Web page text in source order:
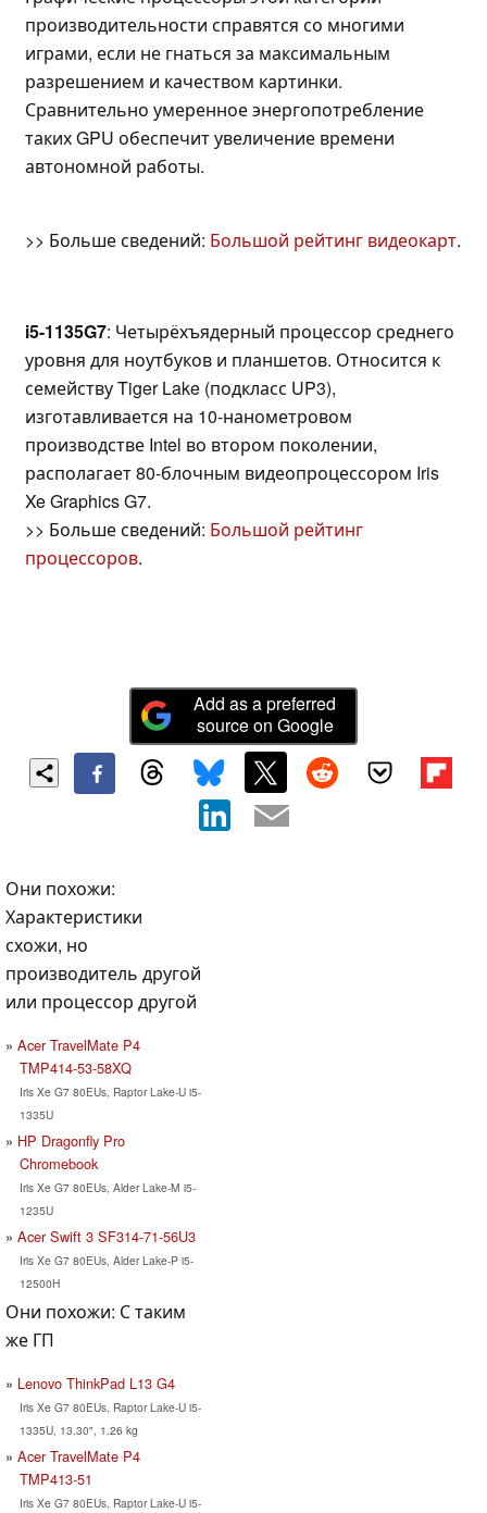
производительности справятся со многими
играми, если не гнаться за максимальным
разрешением и качеством картинки.
Сравнительно умеренное энергопотребление
таких GPU обеспечит увеличение времени
автономной работы.
>> Больше сведений: Большой рейтинг видеокарт.
i5-1135G7: Четырёхъядерный процессор среднего
уровня для ноутбуков и планшетов. Относится к
семейству Tiger Lake (подкласс UP3),
изготавливается на 10-нанометровом
производстве Intel во втором поколении,
располагает 80-блочным видеопроцессором Iris
Xe Graphics G7.
>> Больше сведений: Большой рейтинг
процессоров.
Add as a preferred
source on Google
Они похожи:
Характеристики
схожи, но
производитель другой
или процессор другой
Acer TravelMate P4
TMP414-53-58XQ
Iris Xe G7 80EUs, Raptor Lake-U i5-
1335U
HP Dragonfly Pro
Chromebook
Iris Xe G7 80EUs, Alder Lake-M i5-
1235U
Acer Swift 3 SF314-71-56U3
Iris Xe G7 80EUs, Alder Lake-P i5-
12500H
Они похожи: С таким
же ГП
Lenovo ThinkPad L13 G4
Iris Xe G7 80EUs, Raptor Lake-U i5-
1335U, 13.30", 1.26 kg
Acer TravelMate P4
TMP413-51
Iris Xe G7 80EUs, Raptor Lake-U i5-